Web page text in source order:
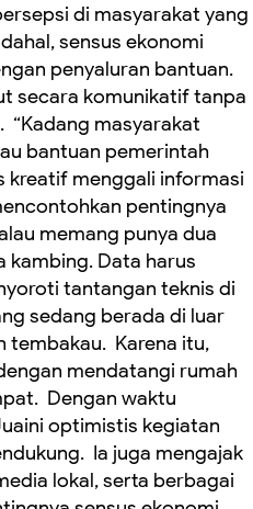
di masyarakat yang
sensus ekonomi
penyaluran bantuan.
secara komunikatif tanpa
‎“Kadang masyarakat
bantuan pemerintah
kreatif menggali informasi
pentingnya
memang punya dua
kambing. Data harus
tantangan teknis di
sedang berada di luar
‎Karena itu,
mendatangi rumah
‎Dengan waktu
optimistis kegiatan
‎Ia juga mengajak
lokal, serta berbagai